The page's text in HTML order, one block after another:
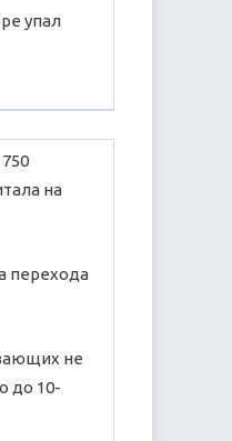
упал
на
перехода
не
до 10-